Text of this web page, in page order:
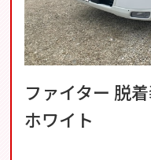
ファイター 脱
ホワイト